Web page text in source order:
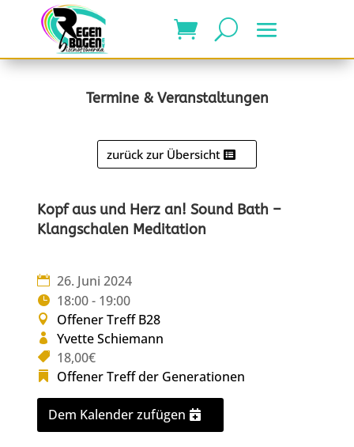
Termine & Veranstaltungen
zurück zur Übersicht
Kopf aus und Herz an! Sound Bath –
Klangschalen Meditation
26. Juni 2024
18:00 - 19:00
Offener Treff B28
Yvette Schiemann
18,00€
Offener Treff der Generationen
Dem Kalender zufügen